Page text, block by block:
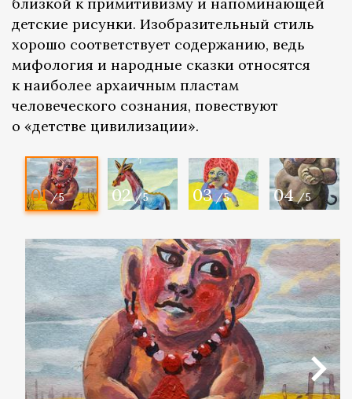
детские рисунки. Изобразительный стиль
хорошо соответствует содержанию, ведь
мифология и народные сказки относятся
к наиболее архаичным пластам
человеческого сознания, повествуют
о «детстве цивилизации».
01 /5 02 /5 03 /5 04 /5